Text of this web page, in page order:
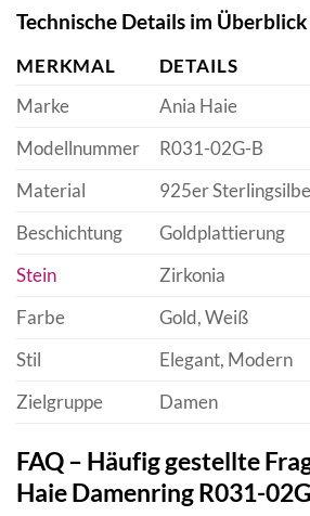
Technische Details im Überblick
MERKMAL
DETAILS
Marke
Ania Haie
Modellnummer
R031-02G-B
Material
925er
Beschichtung
Goldplattierung
Stein
Zirkonia
Farbe
Gold, Weiß
Stil
Elegant, Modern
Zielgruppe
Damen
FAQ – Häufig gestellte
Haie Damenring R031-